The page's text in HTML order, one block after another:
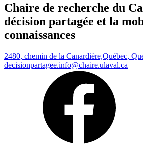
Chaire de recherche du
décision partagée et la
connaissances
2480, chemin de la Canardière,Québec,
decisionpartagee.info@chaire.ulaval.ca